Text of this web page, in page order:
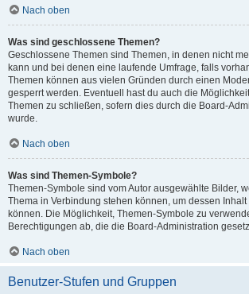
Nach oben
Was sind geschlossene Themen?
Geschlossene Themen sind Themen, in denen nicht
kann und bei denen eine laufende Umfrage, falls
Themen können aus vielen Gründen durch einen
gesperrt werden. Eventuell hast du auch die
Themen zu schließen, sofern dies durch die Board-
wurde.
Nach oben
Was sind Themen-Symbole?
Themen-Symbole sind vom Autor ausgewählte Bilder,
Thema in Verbindung stehen können, um dessen
können. Die Möglichkeit, Themen-Symbole zu
Berechtigungen ab, die die Board-Administration
Nach oben
Benutzer-Stufen und Gruppen